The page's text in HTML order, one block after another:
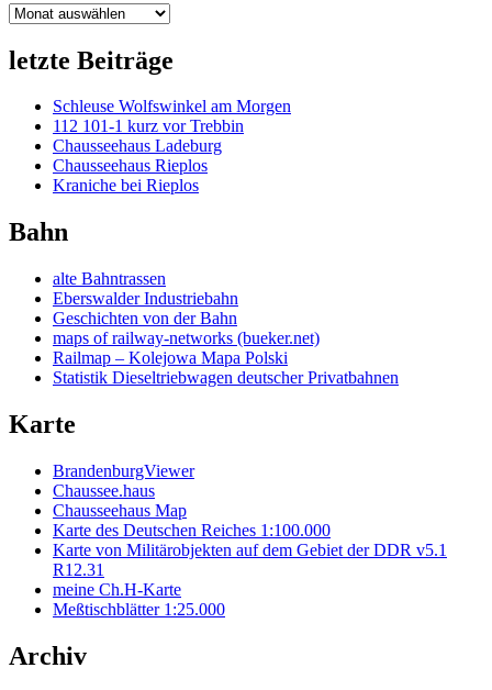
Archiv
letzte Beiträge
Schleuse Wolfswinkel am Morgen
112 101-1 kurz vor Trebbin
Chausseehaus Ladeburg
Chausseehaus Rieplos
Kraniche bei Rieplos
Bahn
alte Bahntrassen
Eberswalder Industriebahn
Geschichten von der Bahn
maps of railway-networks (bueker.net)
Railmap – Kolejowa Mapa Polski
Statistik Dieseltriebwagen deutscher Privatbahnen
Karte
BrandenburgViewer
Chaussee.haus
Chausseehaus Map
Karte des Deutschen Reiches 1:100.000
Karte von Militärobjekten auf dem Gebiet der DDR v5.1
R12.31
meine Ch.H-Karte
Meßtischblätter 1:25.000
Archiv